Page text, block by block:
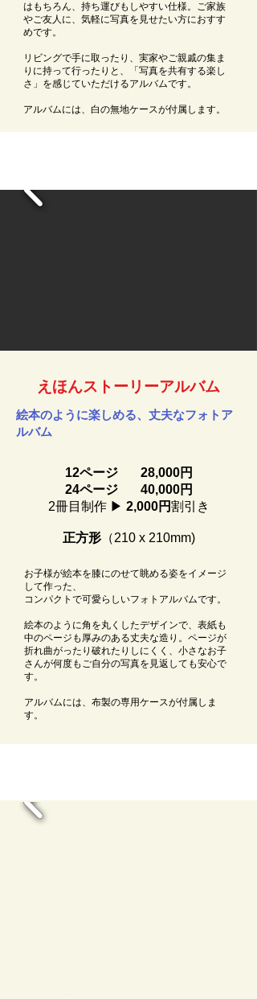
はもちろん、持ち運びもしやすい仕様。 ご家族
やご友人に、気軽に写真を見せたい方におすす
めです。
リビングで手に取ったり、 実家やご親戚の集ま
りに持って行ったりと、
「写真を共有する楽し
さ」を感じていただけるアルバムです。
アルバムには、白の無地ケースが付属します。
えほんストーリーアルバム
絵本のように楽しめる、丈夫なフォトア
ルバム
12ページ 28,000円
24ページ 40,000円​
2冊目制作 ▶ 2,000円割引き
正方形（210 x 210mm)
お子様が絵本を膝にのせて眺める姿をイメージ
して作った、
コンパクトで可愛らしいフォトアルバムです。
絵本のように角を丸くしたデザインで、 表紙も
中のページも厚みのある丈夫な造り。 ページが
折れ曲がったり破れたりしにくく、 小さなお子
さんが何度もご自分の写真を見返しても安心で
す。
アルバムには、布製の専用ケースが付属しま
す。